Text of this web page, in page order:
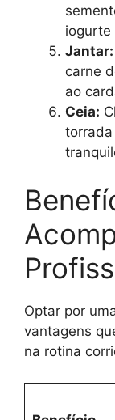
iogurte
Jantar:
carne
ao
Ceia:
torrada
Optar por
vantagens
na rotina